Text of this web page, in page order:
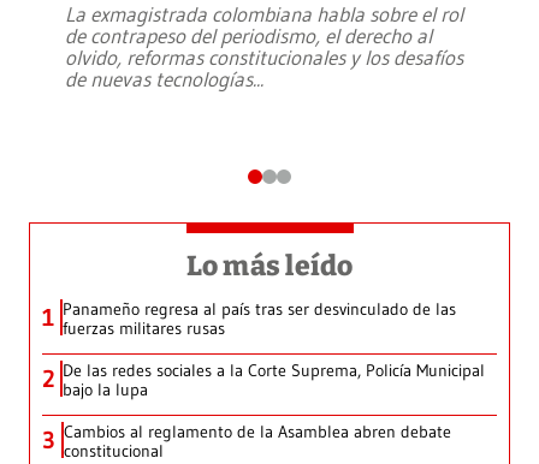
La exmagistrada colombiana habla sobre el rol
de contrapeso del periodismo, el derecho al
olvido, reformas constitucionales y los desafíos
de nuevas tecnologías...
Lo más leído
1 Panameño regresa al país tras ser desvinculado de las
fuerzas militares rusas
2 De las redes sociales a la Corte Suprema, Policía Municipal
bajo la lupa
3 Cambios al reglamento de la Asamblea abren debate
constitucional